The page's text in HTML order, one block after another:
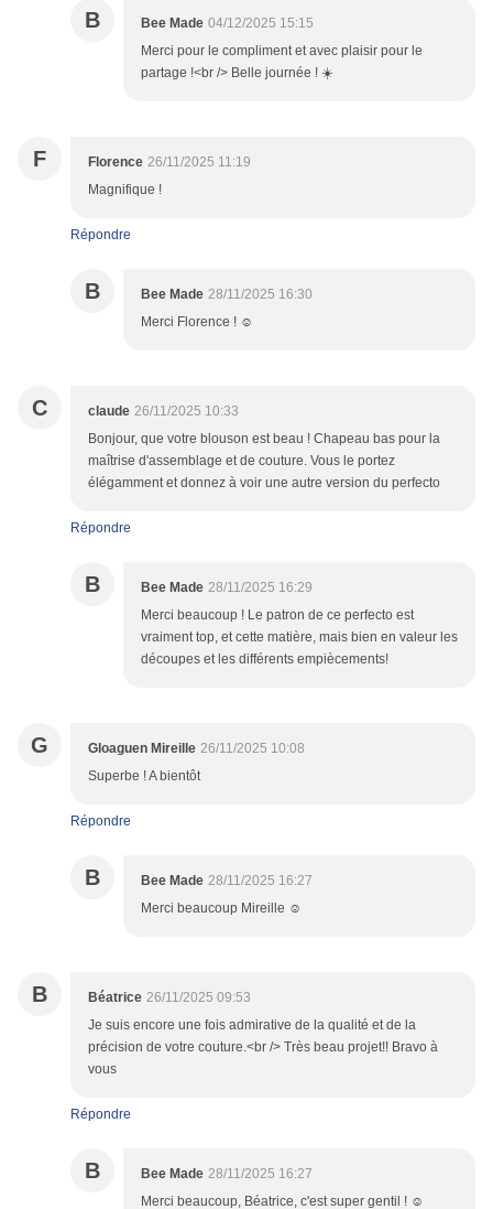
B Bee Made 04/12/2025 15:15
Merci pour le compliment et avec plaisir pour le
partage !<br /> Belle journée ! ☀️
F Florence 26/11/2025 11:19
Magnifique !
Répondre
B Bee Made 28/11/2025 16:30
Merci Florence ! ☺️
C claude 26/11/2025 10:33
Bonjour, que votre blouson est beau ! Chapeau bas pour la
maîtrise d'assemblage et de couture. Vous le portez
élégamment et donnez à voir une autre version du perfecto
Répondre
B Bee Made 28/11/2025 16:29
Merci beaucoup ! Le patron de ce perfecto est
vraiment top, et cette matière, mais bien en valeur les
découpes et les différents empiècements!
G Gloaguen Mireille 26/11/2025 10:08
Superbe ! A bientôt
Répondre
B Bee Made 28/11/2025 16:27
Merci beaucoup Mireille ☺️
B Béatrice 26/11/2025 09:53
Je suis encore une fois admirative de la qualité et de la
précision de votre couture.<br /> Très beau projet!! Bravo à
vous
Répondre
B Bee Made 28/11/2025 16:27
Merci beaucoup, Béatrice, c'est super gentil ! ☺️